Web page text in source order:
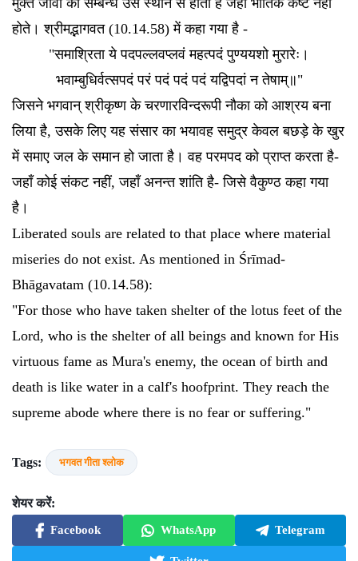
मुक्त जीवों का सम्बन्ध उस स्थान से होता है जहाँ भौतिक कष्ट नहीं
होते। श्रीमद्भागवत (10.14.58) में कहा गया है -
"समाश्रिता ये पदपल्लवप्लवं महत्पदं पुण्ययशो मुरारेः।
भवाम्बुधिर्वत्सपदं परं पदं पदं पदं यद्विपदां न तेषाम्॥"
जिसने भगवान् श्रीकृष्ण के चरणारविन्दरूपी नौका को आश्रय बना
लिया है, उसके लिए यह संसार का भयावह समुद्र केवल बछड़े के खुर
में समाए जल के समान हो जाता है। वह परमपद को प्राप्त करता है-
जहाँ कोई संकट नहीं, जहाँ अनन्त शांति है- जिसे वैकुण्ठ कहा गया
है।
Liberated souls are related to that place where material
miseries do not exist. As mentioned in Śrīmad-
Bhāgavatam (10.14.58):
"For those who have taken shelter of the lotus feet of the
Lord, who is the shelter of all beings and known for His
virtuous fame as Mura's enemy, the ocean of birth and
death is like water in a calf's hoofprint. They reach the
supreme abode where there is no fear or suffering."
Tags: भगवत गीता श्लोक
शेयर करें:
Facebook WhatsApp Telegram